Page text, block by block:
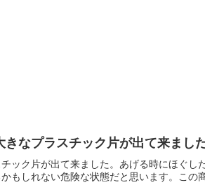
きなプラスチック片が出て来まし
ック片が出て来ました。あげる時にほぐ
もしれない危険な状態だと思います。この